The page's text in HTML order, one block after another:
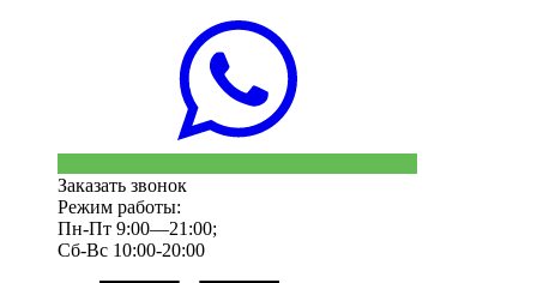
Заказать звонок
Режим работы:
Пн-Пт 9:00—21:00;
Сб-Вс 10:00-20:00